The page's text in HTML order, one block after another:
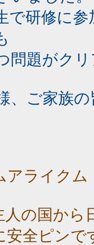
で研修に
問題がク
、ご家族
アライクム
人の国か
安全ピン